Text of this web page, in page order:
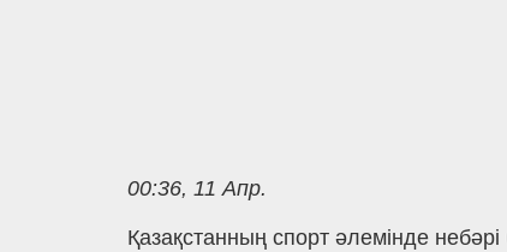
00:36, 11 Апр.
Қазақстанның спорт әлемінде